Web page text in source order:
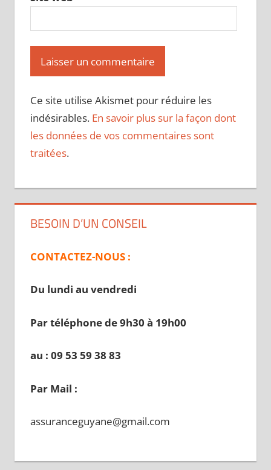
Ce site utilise Akismet pour réduire les
indésirables. En savoir plus sur la façon dont
les données de vos commentaires sont
traitées.
BESOIN D’UN CONSEIL
CONTACTEZ-NOUS :
Du lundi au vendredi
Par téléphone de 9h30 à 19h00
au : 09 53 59 38 83
Par Mail :
assuranceguyane@gmail.com